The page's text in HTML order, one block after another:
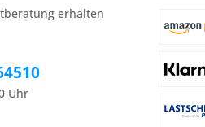
erhalten
Uhr